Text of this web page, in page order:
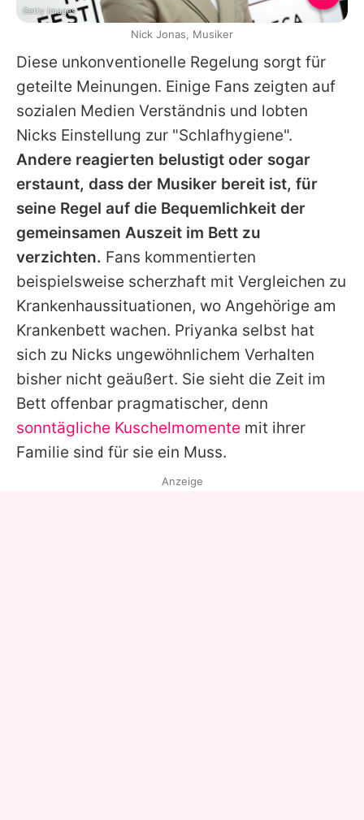
Diese unkonventionelle Regelung sorgt für
geteilte Meinungen. Einige Fans zeigten auf
sozialen Medien Verständnis und lobten
Nicks Einstellung zur "Schlafhygiene".
Andere reagierten belustigt oder sogar
erstaunt, dass der Musiker bereit ist, für
seine Regel auf die Bequemlichkeit der
gemeinsamen Auszeit im Bett zu
verzichten. Fans kommentierten
beispielsweise scherzhaft mit Vergleichen zu
Krankenhaussituationen, wo Angehörige am
Krankenbett wachen. Priyanka selbst hat
sich zu Nicks ungewöhnlichem Verhalten
bisher nicht geäußert. Sie sieht die Zeit im
Bett offenbar pragmatischer, denn
sonntägliche Kuschelmomente mit ihrer
Familie sind für sie ein Muss.
Getty Images
Nick Jonas, Musiker
Anzeige